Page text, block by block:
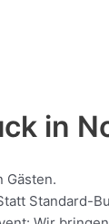
in
Gästen.
Standard-